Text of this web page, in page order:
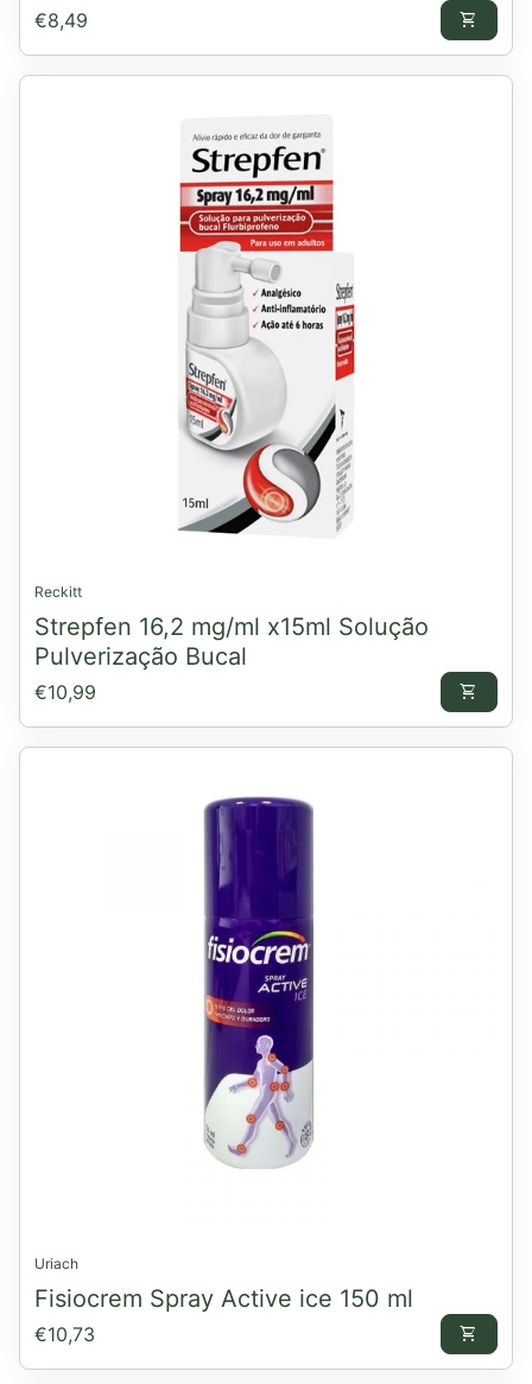
Preço normal
€8,49 shopping_cart
Reckitt
Strepfen 16,2 mg/ml x15ml Solução
Pulverização Bucal
Preço normal
€10,99 shopping_cart
Uriach
Fisiocrem Spray Active ice 150 ml
Preço normal
€10,73 shopping_cart